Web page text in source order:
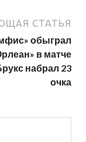
СТАТЬЯ
обыграл
в матче
набрал 23
очка